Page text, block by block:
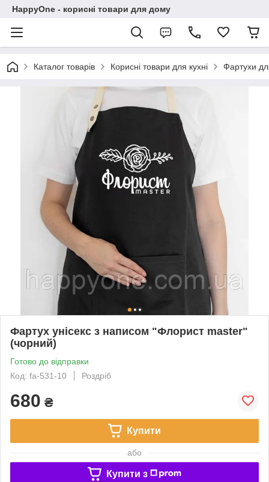
HappyOne - корисні товари для дому
Каталог товарів Корисні товари для кухні Фартухи
Фартух унісекс з написом "Флорист master"
(чорний)
Готово до відправки
Код: fa-531-10
Роздріб
680 ₴
Купити
або
Купити з